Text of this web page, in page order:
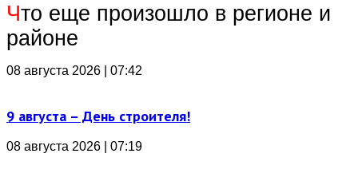
Что еще произошло в регионе и
районе
08 августа 2026 | 07:42
9 августа – День строителя!
08 августа 2026 | 07:19